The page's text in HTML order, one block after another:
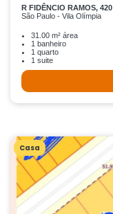
R FIDÊNCIO RAMOS, 420
São Paulo - Vila Olímpia
31.00 m² área
1 banheiro
1 quarto
1 suite
Casa